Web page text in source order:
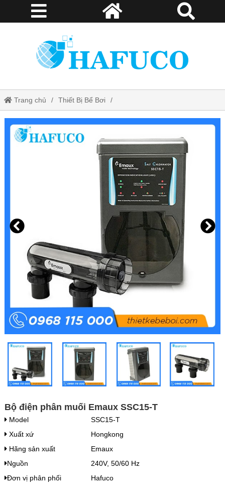
Trang chủ Thiết Bị Bể Bơi
Bảng điều khiển hóa chất bể bơi
Bộ điện phân muối Emaux SSC15-T
Bộ điện phân muối Emaux SSC15-T
Model
SSC15-T
Xuất xứ
Hongkong
Hãng sản xuất
Emaux
Nguồn
240V, 50/60 Hz
Đơn vị phân phối
Hafuco